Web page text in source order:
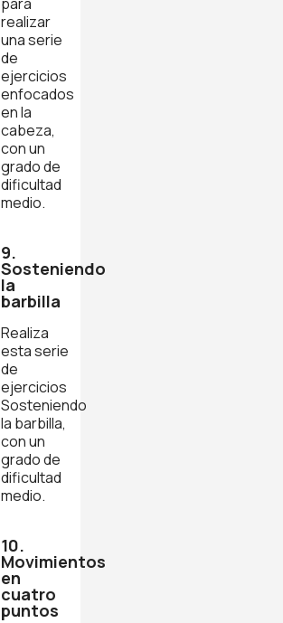
realizar
una serie
de
ejercicios
enfocados
en la
cabeza,
con un
grado de
dificultad
medio.
9.
Sosteniendo
la
barbilla
Realiza
esta serie
de
ejercicios
Sosteniendo
la barbilla,
con un
grado de
dificultad
medio.
10.
Movimientos
en
cuatro
puntos